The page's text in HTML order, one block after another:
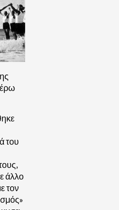
του
άλλο
τον